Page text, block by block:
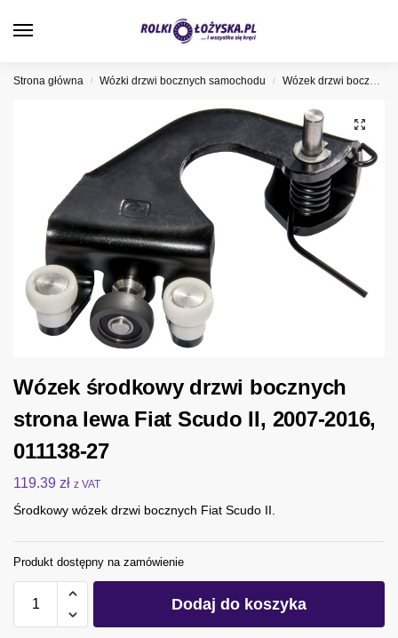
Strona główna / Wózki drzwi bocznych samochodu / Wózek drzwi bocznych Fiat
Wózek środkowy drzwi bocznych
strona lewa Fiat Scudo II, 2007-2016,
011138-27
119.39 zł z VAT
Środkowy wózek drzwi bocznych Fiat Scudo II.
Produkt dostępny na zamówienie
Dodaj do koszyka